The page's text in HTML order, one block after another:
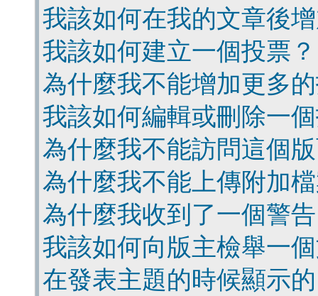
我該如何在我的文章後
我該如何建立一個投票？
為什麼我不能增加更多
我該如何編輯或刪除一
為什麼我不能訪問這個
為什麼我不能上傳附加
為什麼我收到了一個警
我該如何向版主檢舉一
在發表主題的時候顯示